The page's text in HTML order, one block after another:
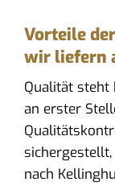
Vorteile
wir liefern
Qualität steht
an erster
nach